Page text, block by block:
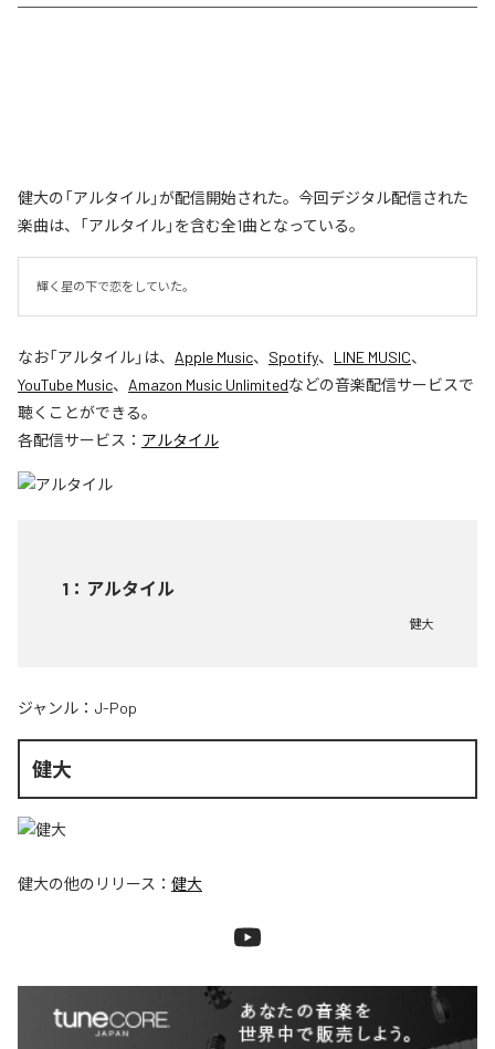
健大の「アルタイル」が配信開始された。今回デジタル配信された
楽曲は、「アルタイル」を含む全1曲となっている。
輝く星の下で恋をしていた。
なお「アルタイル」は、 Apple Music、 Spotify、 LINE MUSIC、
YouTube Music、 Amazon Music Unlimitedなどの音楽配信サービスで
聴くことができる。
各配信サービス： アルタイル
1 ： アルタイル
健大
ジャンル： J-Pop
健大
健大の他のリリース： 健大